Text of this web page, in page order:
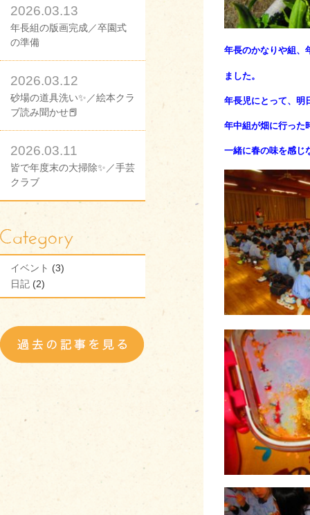
2026.03.13
年長組の版画完成／卒園式
の準備
2026.03.12
砂場の道具洗い✨／絵本クラ
ブ読み聞かせ📕
2026.03.11
皆で年度末の大掃除✨／手芸
クラブ
イベント (3)
日記 (2)
年長のかなりや組、
ました。
年長児にとって、明
年中組が畑に行った
一緒に春の味を感じ